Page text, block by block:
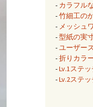
- カラフル
-竹細工の
- メッシュ
-型紙の実
-ユーザー
-折りカラ
-Lv.1ステ
-Lv.2ステ